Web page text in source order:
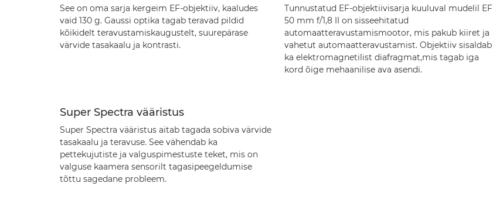
See on oma sarja kergeim EF-objektiiv, kaaludes
vaid 130 g. Gaussi optika tagab teravad pildid
kõikidelt teravustamiskaugustelt, suurepärase
värvide tasakaalu ja kontrasti.
Tunnustatud EF-objektiivisarja kuuluval mudelil EF
50 mm f/1,8 II on sisseehitatud
automaatteravustamismootor, mis pakub kiiret ja
vahetut automaatteravustamist. Objektiiv sisaldab
ka elektromagnetilist diafragmat,mis tagab iga
kord õige mehaanilise ava asendi.
Super Spectra vääristus
Super Spectra vääristus aitab tagada sobiva värvide
tasakaalu ja teravuse. See vähendab ka
pettekujutiste ja valguspimestuste teket, mis on
valguse kaamera sensorilt tagasipeegeldumise
tõttu sagedane probleem.